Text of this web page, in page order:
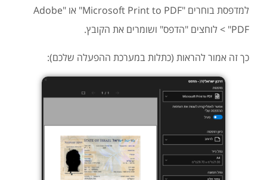
למדפסת בוחרים "Microsoft Print to PDF" או "Adobe
PDF" > לוחצים "הדפס" ושומרים את הקובץ.
כך זה אמור להראות (כתלות במערכת ההפעלה שלכם):